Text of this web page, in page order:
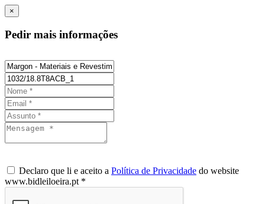
×
Pedir mais informações
Declaro que li e aceito a Política de Privacidade do website
www.bidleiloeira.pt *